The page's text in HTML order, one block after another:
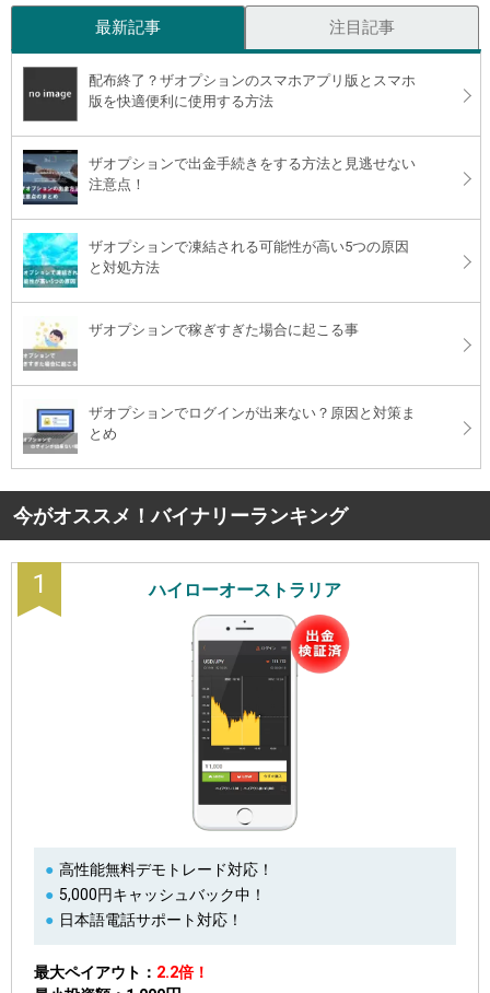
最新記事 注目記事
配布終了？ザオプションのスマホアプリ版とスマホ
版を快適便利に使用する方法
ザオプションで出金手続きをする方法と見逃せない
注意点！
ザオプションで凍結される可能性が高い5つの原因
と対処方法
ザオプションで稼ぎすぎた場合に起こる事
ザオプションでログインが出来ない？原因と対策ま
とめ
今がオススメ！バイナリーランキング
1 ハイローオーストラリア
高性能無料デモトレード対応！
5,000円キャッシュバック中！
日本語電話サポート対応！
最大ペイアウト
2.2倍！